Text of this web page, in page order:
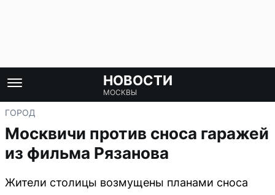
НОВОСТИ
МОСКВЫ
ГОРОД
Москвичи против сноса гаражей
из фильма Рязанова
Жители столицы возмущены планами сноса